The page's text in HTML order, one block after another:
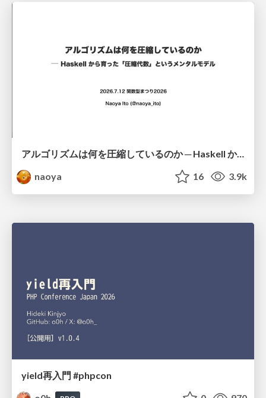
アルゴリズムは何を圧縮しているのか ─ Haskell から育った「圧縮代数」というメンタルモデル
naoya
16 3.9k
yield再入門 #phpcon